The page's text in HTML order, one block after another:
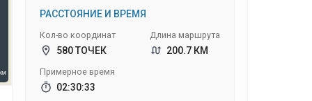
РАССТОЯНИЕ И ВРЕМЯ
Кол-во координат
580 ТОЧЕК
Примерное время
02:30:33
Длина маршрута
200.7 КМ